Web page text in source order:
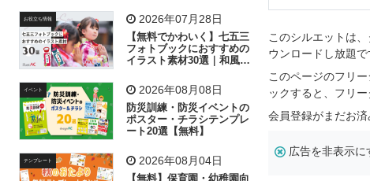
子供 作業員 葉 相談 ピクトグラム
お役立ち情報 2026年07月28日
【無料でかわいく】七五三
フォトブックにおすすめの
イラスト素材30選｜和風の
イベント 2026年08月08日
防災訓練・防災イベントの
ポスター・チラシテンプレ
ート20選【無料】
テンプレート 2026年08月04日
【無料】保育園・幼稚園向
このシルエットは
ウンロードし放題で
このページのフリ
ックすると、フリ
会員登録がまだお済
広告を非表示に